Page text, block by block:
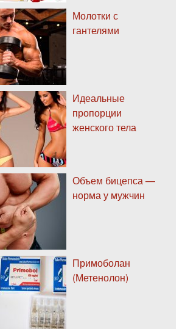
Молотки с
гантелями
Идеальные
пропорции
женского тела
Объем бицепса —
норма у мужчин
Примоболан
(Метенолон)